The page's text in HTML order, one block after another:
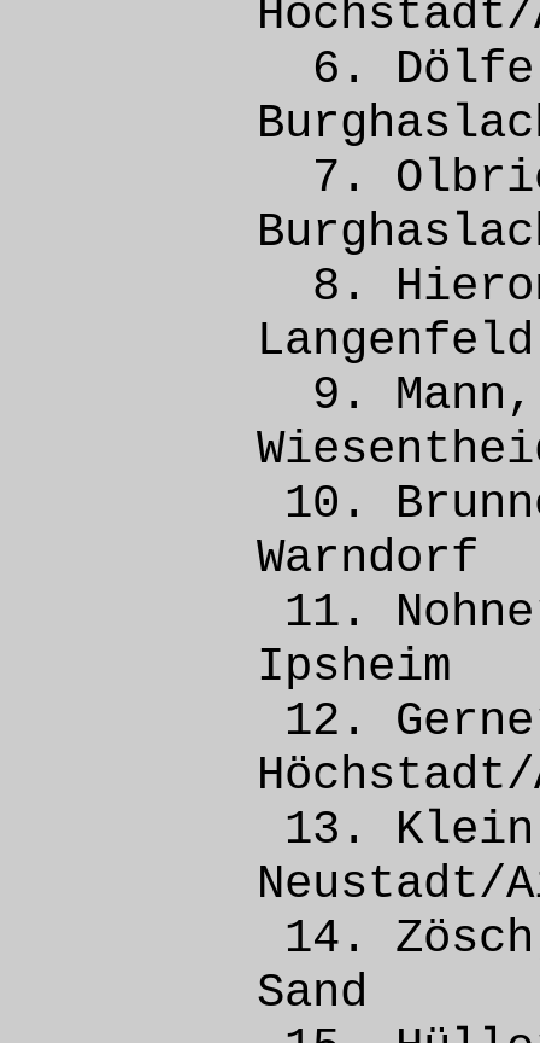
6.
7.
8.
9.
10.
11.
12.
13.
14.